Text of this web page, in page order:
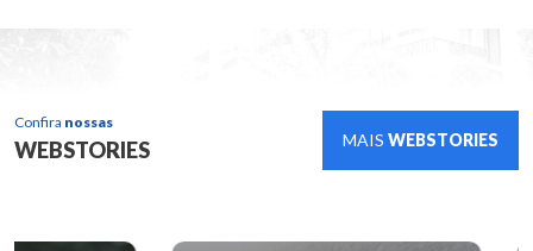
Confira nossas
WEBSTORIES MAIS WEBSTORIES